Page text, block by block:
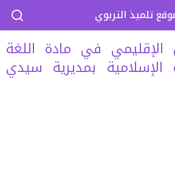
الإقليمي في مادة اللغة
الإسلامية بمديرية سيدي
تلميذ التربوي